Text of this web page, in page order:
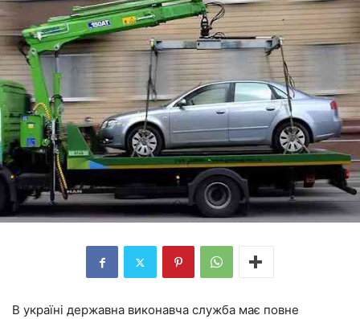
В україні державна виконавча служба має повне